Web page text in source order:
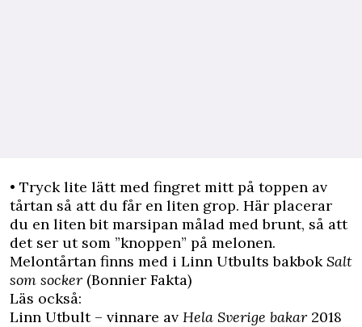
• Tryck lite lätt med fingret mitt på toppen av
tårtan så att du får en liten grop. Här placerar
du en liten bit marsipan målad med brunt, så att
det ser ut som ”knoppen” på melonen.
Melontårtan finns med i Linn Utbults bakbokSalt
som socker (Bonnier Fakta)
Läs också:
Linn Utbult – vinnare av Hela Sverige bakar 2018